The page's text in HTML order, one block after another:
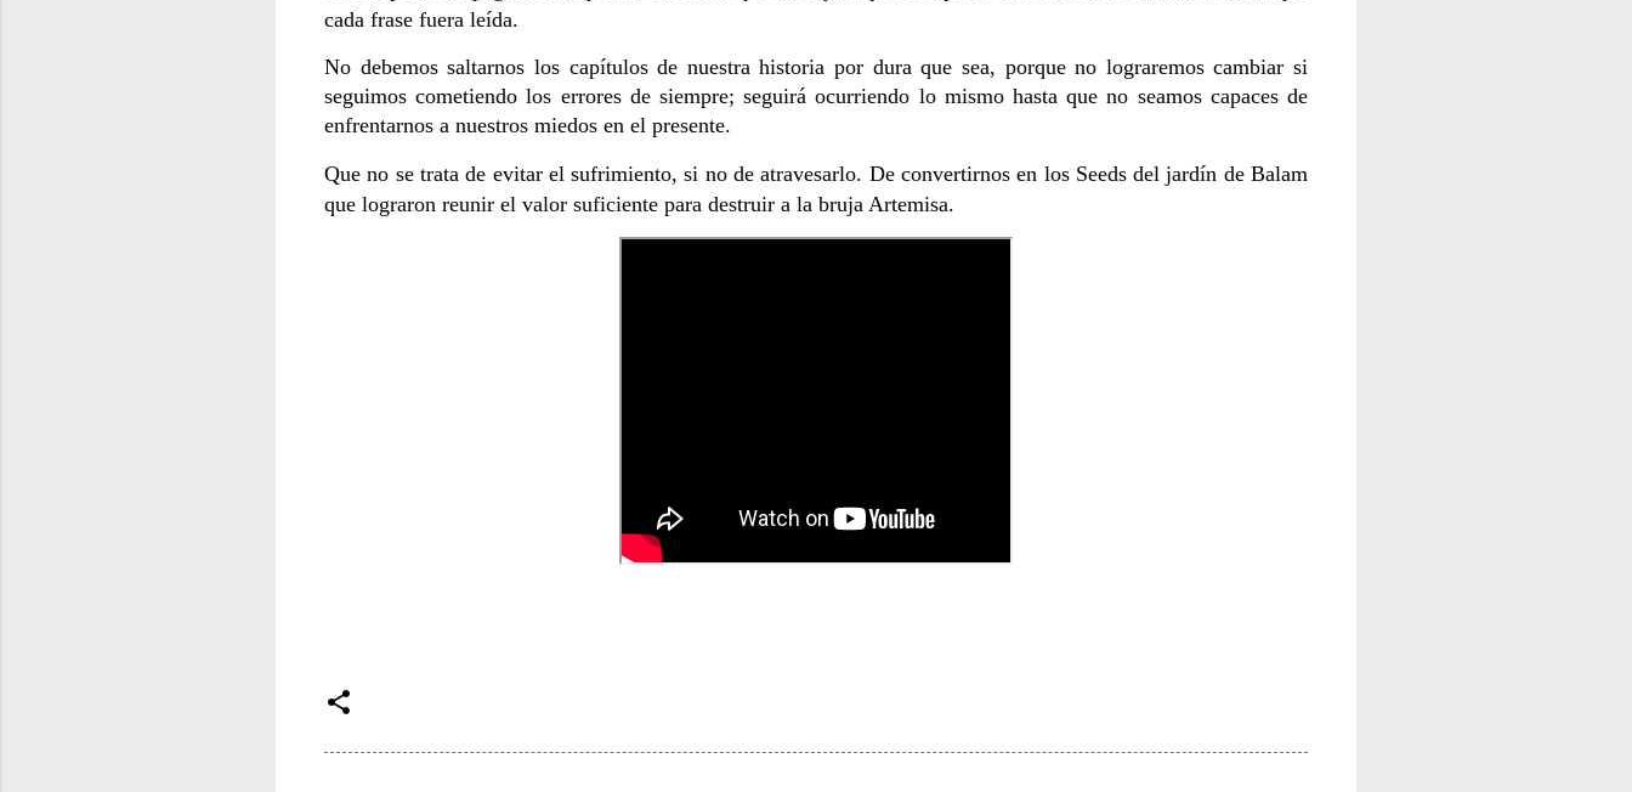
cada frase fuera leída.
No debemos saltarnos los capítulos de nuestra historia por dura que sea, porque no lograremos cambiar si
seguimos cometiendo los errores de siempre; seguirá ocurriendo lo mismo hasta que no seamos capaces de
enfrentarnos a nuestros miedos en el presente.
Que no se trata de evitar el sufrimiento, si no de atravesarlo. De convertirnos en los Seeds del jardín de Balam
que lograron reunir el valor suficiente para destruir a la bruja Artemisa.